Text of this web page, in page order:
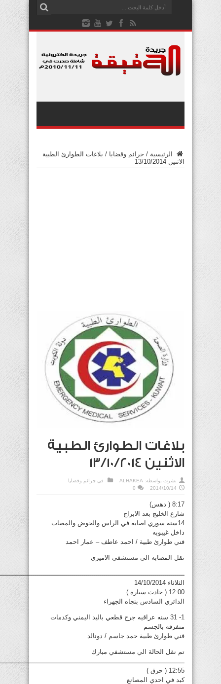
الرئيسية / جرائم وقضايا / بلاغات الطوارئ الطبية
الاثنين 13/10/2014
بلاغات الطوارئ الطبية
الاثنين 13/10/2014
نشرت بواسطة: ALHAKEA في جرائم وقضايا
2014/10/14
0
8:17 ( دهس)
شارع الخليج بعد الابراج
14سنة سوري اصابه في الراس والحوض والمصاب
داخل غيبوبه
فني طوارئ طبية / احمد عاطف – عمار احمد
نقل المصابه الى مستشفى الاميري
الثلاثاء 14/10/2014
12:00 ( حادث سيارة )
الدائري السادس بتجاه الجهراء
1- 31 سنه عراقيه جرح قطعي باليد اليمني وكدمات
متفرقه بالجسم
فني طوارئ طبية حمد جاسم / دونالد
تم نقل الحالة الي مستشفي مبارك
12:55 ( حرق )
كبد في احدي المصانع